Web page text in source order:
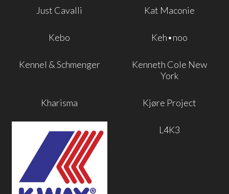
Just Cavalli Kat Maconie
Kebo Keh•noo
Kennel & Schmenger
Kenneth Cole New
York
Kharisma Kjøre Project
L4K3